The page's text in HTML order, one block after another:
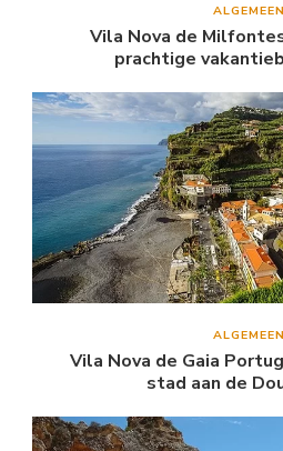
ALGEMEEN
Vila Nova de
prachtige
ALGEMEEN
Vila Nova de Gaia
stad aan de